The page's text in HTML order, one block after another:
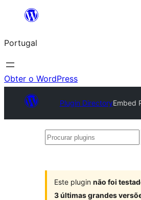
Saltar
o
conteúdo
Portugal
Obter o WordPress
Plugin DirectoryEmbed
Procurar
Este plugin não foi
3 últimas grandes